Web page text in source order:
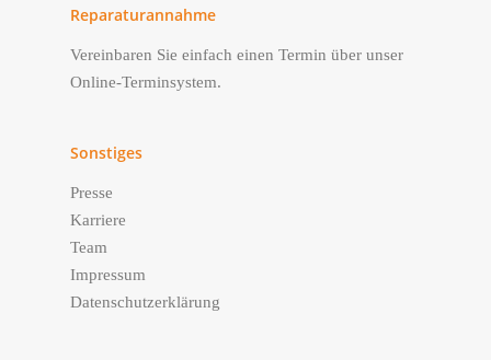
Reparaturannahme
Vereinbaren Sie einfach einen Termin über unser
Online-Terminsystem.
Sonstiges
Presse
Karriere
Team
Impressum
Datenschutzerklärung